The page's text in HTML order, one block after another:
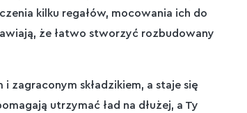
kilku regałów, mocowania ich do
że łatwo stworzyć rozbudowany
składzikiem, a staje się
utrzymać ład na dłużej, a Ty